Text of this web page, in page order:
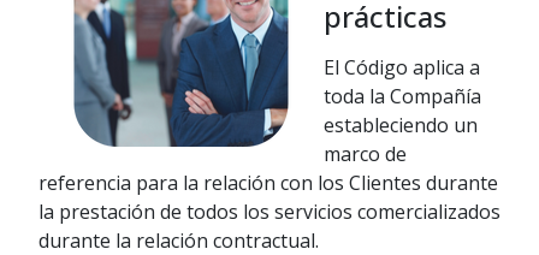
prácticas
El Código aplica a
toda la Compañía
estableciendo un
marco de
referencia para la relación con los Clientes durante
la prestación de todos los servicios comercializados
durante la relación contractual.